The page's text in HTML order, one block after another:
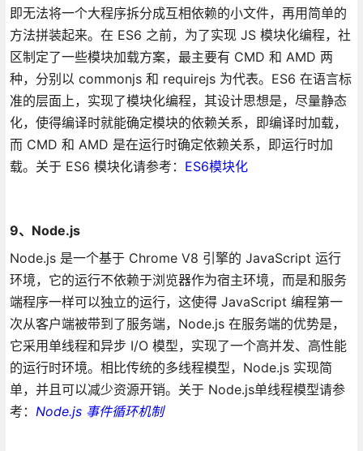
即无法将一个大程序拆分成互相依赖的小文件，再用简单的
方法拼装起来。在 ES6 之前，为了实现 JS 模块化编程，社
区制定了一些模块加载方案，最主要有 CMD 和 AMD 两
种，分别以 commonjs 和 requirejs 为代表。ES6 在语言标
准的层面上，实现了模块化编程，其设计思想是，尽量静态
化，使得编译时就能确定模块的依赖关系，即编译时加载，
而 CMD 和 AMD 是在运行时确定依赖关系，即运行时加
载。关于 ES6 模块化请参考： ES6模块化
9、Node.js
Node.js 是一个基于 Chrome V8 引擎的 JavaScript 运行
环境，它的运行不依赖于浏览器作为宿主环境，而是和服务
端程序一样可以独立的运行，这使得 JavaScript 编程第一
次从客户端被带到了服务端，Node.js 在服务端的优势是，
它采用单线程和异步 I/O 模型，实现了一个高并发、高性能
的运行时环境。相比传统的多线程模型，Node.js 实现简
单，并且可以减少资源开销。关于 Node.js单线程模型请参
考： Node.js 事件循环机制